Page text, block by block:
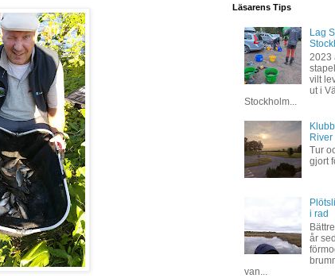
Läsarens Tips
Lag
2023
vilt
ut i
Stockholm...
River
Tur
gjort
i rad
år
van...